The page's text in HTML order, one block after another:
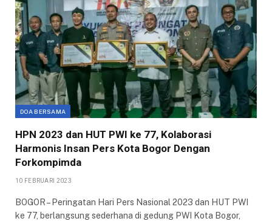
DOA BERSAMA
HPN 2023 dan HUT PWI ke 77, Kolaborasi
Harmonis Insan Pers Kota Bogor Dengan
Forkompimda
10 FEBRUARI 2023
BOGOR – Peringatan Hari Pers Nasional 2023 dan HUT PWI
ke 77, berlangsung sederhana di gedung PWI Kota Bogor,